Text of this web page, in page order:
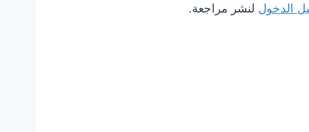
الدخول لنشر مراجعة.